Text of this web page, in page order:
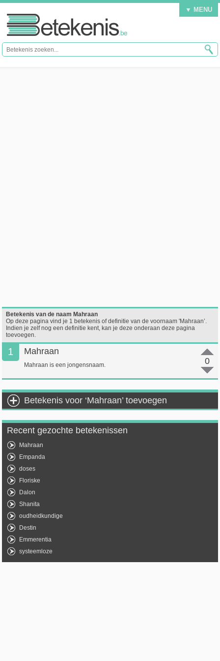
▼ MENU
Betekenis van de naam Mahraan
Op deze pagina vind je 1 betekenis of definitie van de voornaam 'Mahraan’.
Indien je zelf nog een definitie kent, kan je deze onderaan deze pagina
toevoegen.
1
0
Mahraan
Mahraan is een jongensnaam.
Betekenis voor ‘Mahraan’ toevoegen
Recent gezochte betekenissen
Mahraan
Empanda
doses
Floriske
Dalon
Shanita
oudheidkundige
Destin
Emmerentia
systeemloze